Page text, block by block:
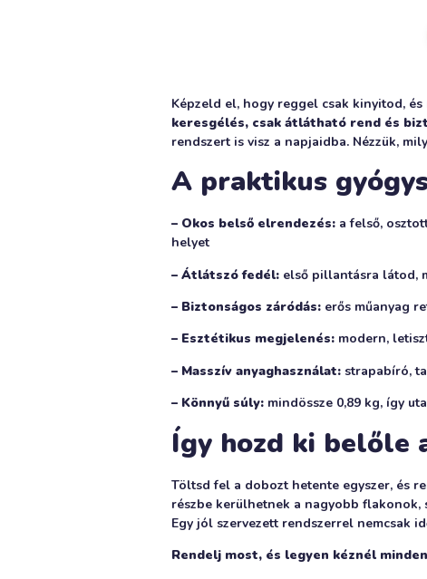
Képzeld el, hogy reggel csak kinyitod,
keresgélés, csak átlátható rend és
rendszert is visz a napjaidba. Nézzük,
A praktikus
– Okos belső elrendezés:a felső,
helyet
– Átlátszó fedél:első pillantásra látod,
– Biztonságos záródás:erős műanyag
– Esztétikus megjelenés:modern,
– Masszív anyaghasználat:strapabíró,
– Könnyű súly:mindössze 0,89 kg, így
Így hozd ki belőle
Töltsd fel a dobozt hetente egyszer, és
részbe kerülhetnek a nagyobb flakonok,
Egy jól szervezett rendszerrel nemcsak
Rendelj most, és legyen kéznél